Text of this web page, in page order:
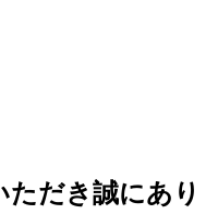
だき誠にあり